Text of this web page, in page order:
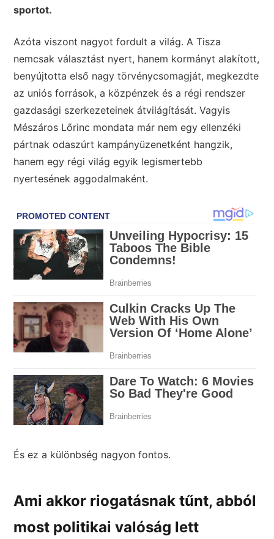
sportot.
Azóta viszont nagyot fordult a világ. A Tisza
nemcsak választást nyert, hanem kormányt alakított,
benyújtotta első nagy törvénycsomagját, megkezdte
az uniós források, a közpénzek és a régi rendszer
gazdasági szerkezeteinek átvilágítását. Vagyis
Mészáros Lőrinc mondata már nem egy ellenzéki
pártnak odaszúrt kampányüzenetként hangzik,
hanem egy régi világ egyik legismertebb
nyertesének aggodalmaként.
És ez a különbség nagyon fontos.
Ami akkor riogatásnak tűnt, abból
most politikai valóság lett